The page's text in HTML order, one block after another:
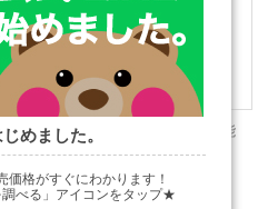
高
134.5kg 935,000円
高
141.5kg 979,000円
能/ヘッドレスト機能/ハイロー機能
ル
めました。
価格がすぐにわかります！
べる」アイコンをタップ★